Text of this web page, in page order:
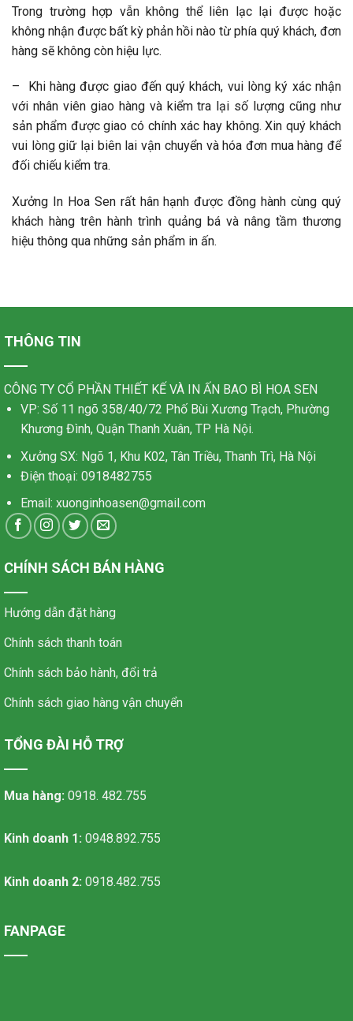
Trong trường hợp vẫn không thể liên lạc lại được hoặc
không nhận được bất kỳ phản hồi nào từ phía quý khách, đơn
hàng sẽ không còn hiệu lực.
– Khi hàng được giao đến quý khách, vui lòng ký xác nhận
với nhân viên giao hàng và kiểm tra lại số lượng cũng như
sản phẩm được giao có chính xác hay không. Xin quý khách
vui lòng giữ lại biên lai vận chuyển và hóa đơn mua hàng để
đối chiếu kiểm tra.
Xưởng In Hoa Sen rất hân hạnh được đồng hành cùng quý
khách hàng trên hành trình quảng bá và nâng tầm thương
hiệu thông qua những sản phẩm in ấn.
THÔNG TIN
CÔNG TY CỔ PHẦN THIẾT KẾ VÀ IN ẤN BAO BÌ HOA SEN
VP: Số 11 ngõ 358/40/72 Phố Bùi Xương Trạch, Phường
Khương Đình, Quận Thanh Xuân, TP Hà Nội.
Xưởng SX: Ngõ 1, Khu K02, Tân Triều, Thanh Trì, Hà Nội
Điện thoại: 0918482755
Email: xuonginhoasen@gmail.com
CHÍNH SÁCH BÁN HÀNG
Hướng dẫn đặt hàng
Chính sách thanh toán
Chính sách bảo hành, đổi trả
Chính sách giao hàng vận chuyển
TỔNG ĐÀI HỖ TRỢ
Mua hàng: 0918. 482.755
Kinh doanh 1: 0948.892.755
Kinh doanh 2: 0918.482.755
FANPAGE